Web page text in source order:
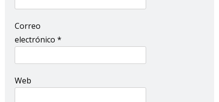
Correo
electrónico *
Web